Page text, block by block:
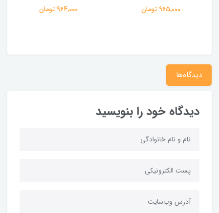
965,000 تومان 964,000 تومان
دیدگاه‌ها
دیدگاه خود را بنویسید